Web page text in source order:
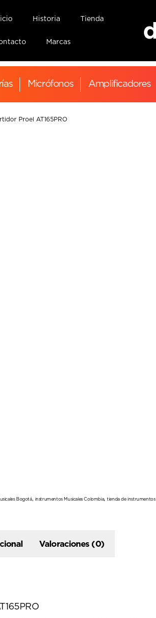
Historia Tienda
Marcas
Micrófonos Amplificadores
Proel AT165PRO
Bogotá, instrumentos Musicales Colombia,tienda de instrumentos
Valoraciones (0)